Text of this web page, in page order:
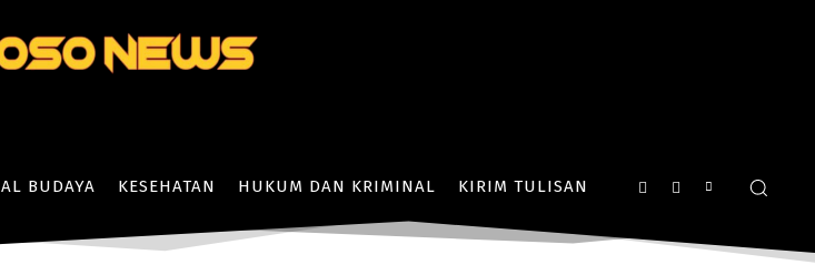
BUDAYA KESEHATAN HUKUM DAN KRIMINAL KIRIM TULISAN